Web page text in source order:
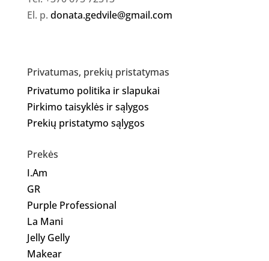
El. p. donata.gedvile@gmail.com
Privatumas, prekių pristatymas
Privatumo politika ir slapukai
Pirkimo taisyklės ir sąlygos
Prekių pristatymo sąlygos
Prekės
I.Am
GR
Purple Professional
La Mani
Jelly Gelly
Makear